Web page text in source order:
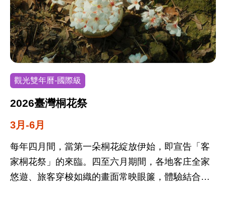
觀光雙年曆-國際級
2026臺灣桐花祭
3月-6月
每年四月間，當第一朵桐花綻放伊始，即宣告「客
家桐花祭」的來臨。四至六月期間，各地客庄全家
悠遊、旅客穿梭如織的畫面常映眼簾，體驗結合文